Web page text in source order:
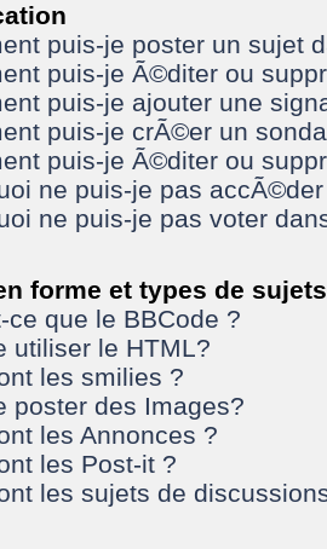
puis-je poster un sujet
puis-je Ã©diter ou
puis-je ajouter une
puis-je crÃ©er un
puis-je Ã©diter ou
ne puis-je pas
ne puis-je pas voter
forme et types de sujets
ce que le BBCode ?
utiliser le HTML?
les smilies ?
poster des Images?
les Annonces ?
les Post-it ?
les sujets de